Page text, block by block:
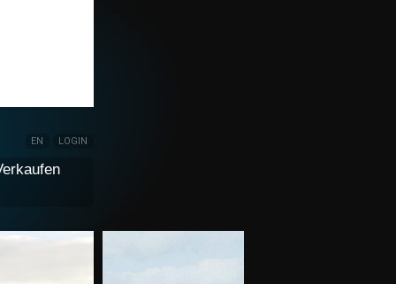
EN LOGIN